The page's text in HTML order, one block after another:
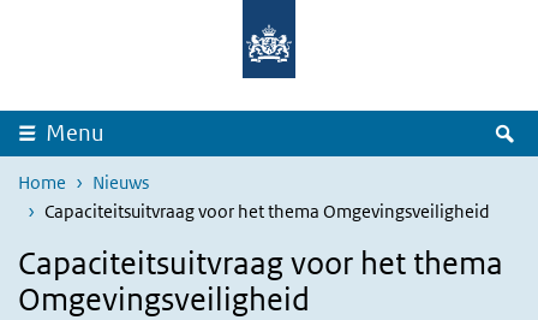
Overslaan en naar de inhoud gaan
Menu
Home
Nieuws
Capaciteitsuitvraag voor het thema Omgevingsveiligheid
Capaciteitsuitvraag voor het thema
Omgevingsveiligheid